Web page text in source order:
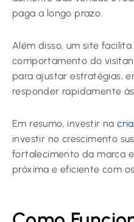
paga a longo prazo.
Além disso, um site
comportamento do
para ajustar estratégias,
responder rapidamente
Em resumo, investir na
investir no crescimento
fortalecimento da marca
próxima e eficiente com